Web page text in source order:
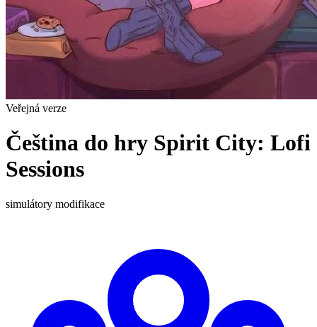
Veřejná verze
Čeština do hry Spirit City: Lofi
Sessions
simulátory modifikace